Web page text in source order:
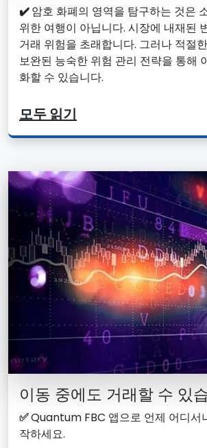
✔️암호 화폐의 영역을 탐구하는 것은
위한 여행이 아닙니다. 시장에 내재된
거래 위험을 초래합니다. 그러나 적절
보완된 능숙한 위험 관리 전략을 통해
화할 수 있습니다.
모두 읽기
이동 중에도 거래할 수 있
✅Quantum FBC 앱으로 언제 어디서
작하세요.